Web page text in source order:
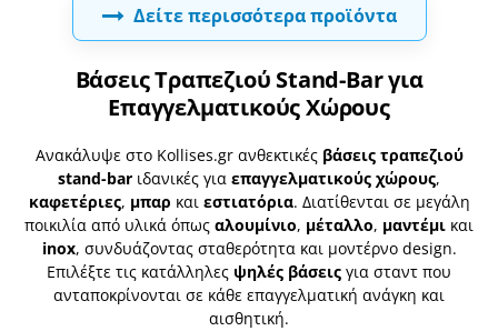
Βάσεις Τραπεζιού Stand-Bar για
Επαγγελματικούς Χώρους
Ανακάλυψε στο Kollises.gr ανθεκτικές βάσεις τραπεζιού
stand-bar ιδανικές για επαγγελματικούς χώρους,
καφετέριες, μπαρ και εστιατόρια. Διατίθενται σε μεγάλη
ποικιλία από υλικά όπως αλουμίνιο, μέταλλο, μαντέμι και
inox, συνδυάζοντας σταθερότητα και μοντέρνο design.
Επιλέξτε τις κατάλληλες ψηλές βάσεις για σταντ που
ανταποκρίνονται σε κάθε επαγγελματική ανάγκη και
αισθητική.
Δείτε περισσότερα προϊόντα